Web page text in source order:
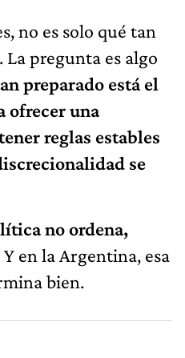
no es solo qué tan
La pregunta es algo
preparado está el
ofrecer una
reglas estables
se
no ordena,
Y en la Argentina, esa
bien.